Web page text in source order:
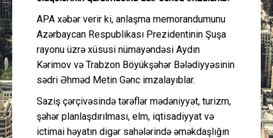
Peşə etikası
Əlaqə
APA xəbər verir ki, anlaşma memorandumunu
Azərbaycan Respublikası Prezidentinin Şuşa
rayonu üzrə xüsusi nümayəndəsi Aydın
Kərimov və Trabzon Böyükşəhər Bələdiyyəsinin
sədri Əhməd Metin Gənc imzalayıblar.
Saziş çərçivəsində tərəflər mədəniyyət, turizm,
şəhər planlaşdırılması, elm, iqtisadiyyat və
ictimai həyatın digər sahələrində əməkdaşlığın